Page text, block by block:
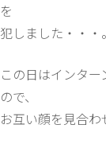
を
犯しました・・・。
この日はインタ
ので、
お互い顔を見合